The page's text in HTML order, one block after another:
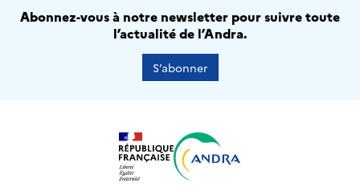
Abonnez-vous à notre newsletter pour suivre toute
l’actualité de l’Andra.
S’abonner